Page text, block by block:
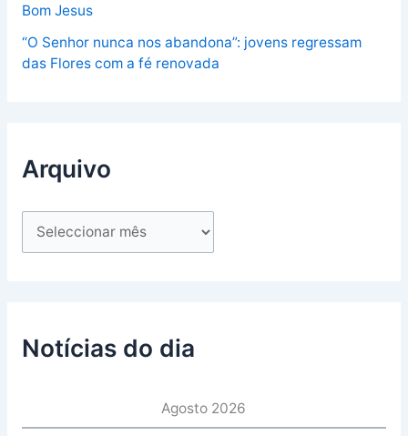
Bom Jesus
“O Senhor nunca nos abandona”: jovens regressam
das Flores com a fé renovada
Arquivo
Notícias do dia
Agosto 2026